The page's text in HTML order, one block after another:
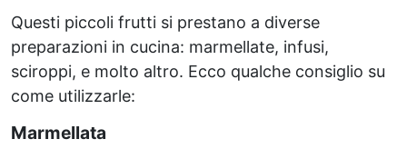
Questi piccoli frutti si prestano a diverse
preparazioni in cucina: marmellate, infusi,
sciroppi, e molto altro. Ecco qualche consiglio su
come utilizzarle:
Marmellata